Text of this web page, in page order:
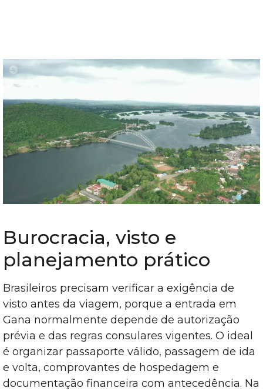
Burocracia, visto e
planejamento prático
Brasileiros precisam verificar a exigência de
visto antes da viagem, porque a entrada em
Gana normalmente depende de autorização
prévia e das regras consulares vigentes. O ideal
é organizar passaporte válido, passagem de ida
e volta, comprovantes de hospedagem e
documentação financeira com antecedência. Na